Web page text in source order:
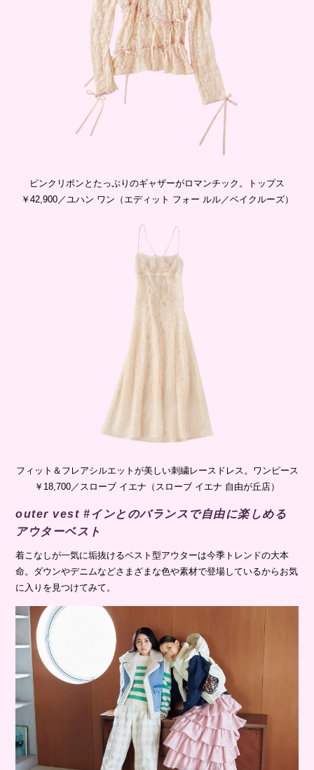
ピンクリボンとたっぷりのギャザーがロマンチック。トップス
￥42,900／ユハン ワン（エディット フォー ルル／ベイクルーズ）
フィット＆フレアシルエットが美しい刺繍レースドレス。ワンピース
￥18,700／スローブ イエナ（スローブ イエナ 自由が丘店）
outer vest #インとのバランスで自由に楽しめる
アウターベスト
着こなしが一気に垢抜けるベスト型アウターは今季トレンドの大本
命。ダウンやデニムなどさまざまな色や素材で登場しているからお気
に入りを見つけてみて。